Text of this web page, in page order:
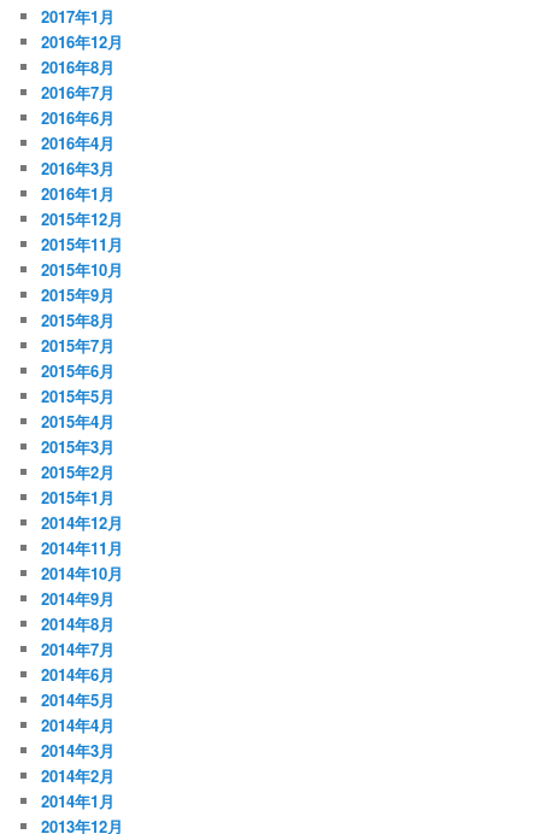
2017年1月
2016年12月
2016年8月
2016年7月
2016年6月
2016年4月
2016年3月
2016年1月
2015年12月
2015年11月
2015年10月
2015年9月
2015年8月
2015年7月
2015年6月
2015年5月
2015年4月
2015年3月
2015年2月
2015年1月
2014年12月
2014年11月
2014年10月
2014年9月
2014年8月
2014年7月
2014年6月
2014年5月
2014年4月
2014年3月
2014年2月
2014年1月
2013年12月